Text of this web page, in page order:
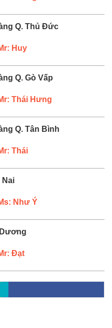
Q. Thủ Đức
Huy
Q. Gò Vấp
Thái Hưng
Q. Tân Bình
Thái
Nai
Như Ý
Đạt